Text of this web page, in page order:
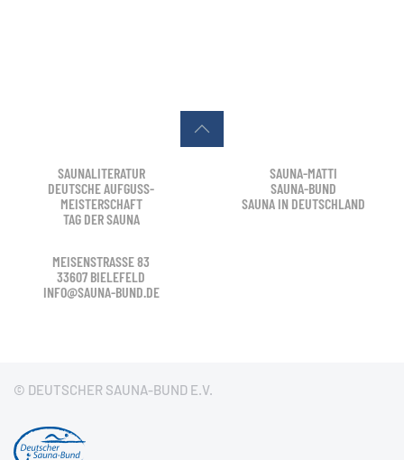
SAUNALITERATUR
DEUTSCHE AUFGUSS-
MEISTERSCHAFT
TAG DER SAUNA
SAUNA-MATTI
SAUNA-BUND
SAUNA IN DEUTSCHLAND
MEISENSTRASSE 83
33607 BIELEFELD
INFO@SAUNA-BUND.DE
© DEUTSCHER SAUNA-BUND E.V.